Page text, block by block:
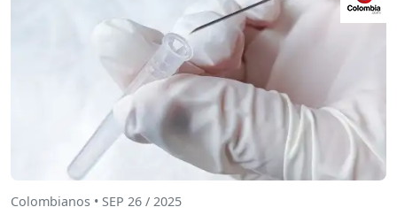
Colombianos • SEP 26 / 2025